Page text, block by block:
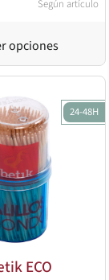
Según artículo
opciones
24-48H
ECO